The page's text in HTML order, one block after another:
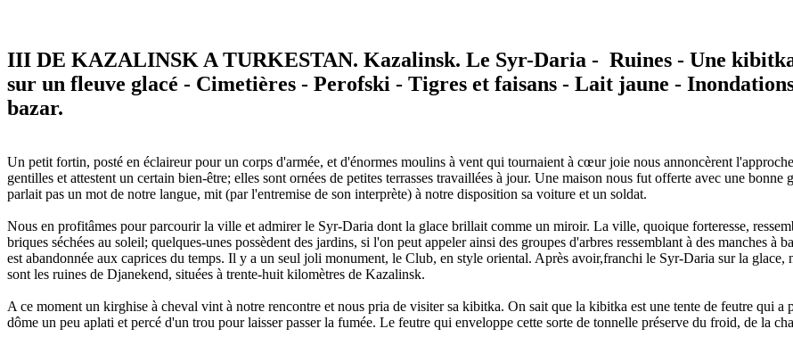
III DE KAZALINSK A TURKESTAN. Kazalinsk. Le Syr-Daria - Ruines - Une
sur un fleuve glacé - Cimetières - Perofski - Tigres et faisans - Lait jaune -
bazar.
Un petit fortin, posté en éclaireur pour un corps d'armée, et d'énormes moulins à vent qui tournaient à cœur joie nous annoncèrent
gentilles et attestent un certain bien-être; elles sont ornées de petites terrasses travaillées à jour. Une maison nous fut offerte avec une
parlait pas un mot de notre langue, mit (par l'entremise de son interprète) à notre disposition sa voiture et un soldat.
Nous en profitâmes pour parcourir la ville et admirer le Syr-Daria dont la glace brillait comme un miroir. La ville, quoique forteresse,
briques séchées au soleil; quelques-unes possèdent des jardins, si l'on peut appeler ainsi des groupes d'arbres ressemblant à des manches
est abandonnée aux caprices du temps. Il y a un seul joli monument, le Club, en style oriental. Après avoir,franchi le Syr-Daria sur la
sont les ruines de Djanekend, situées à trente-huit kilomètres de Kazalinsk.
A ce moment un kirghise à cheval vint à notre rencontre et nous pria de visiter sa kibitka. On sait que la kibitka est une tente de feutre qui
dôme un peu aplati et percé d'un trou pour laisser passer la fumée. Le feutre qui enveloppe cette sorte de tonnelle préserve du froid, de la